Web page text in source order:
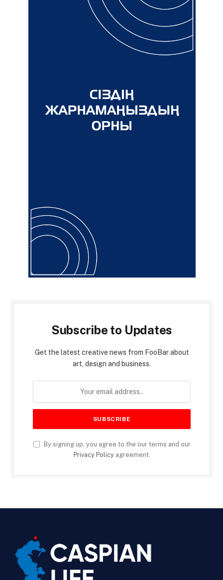
Subscribe to Updates
Get the latest creative news from FooBar about
art, design and business.
By signing up, you agree to the our terms and our
Privacy Policyagreement.